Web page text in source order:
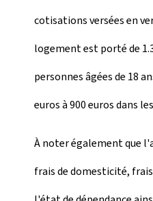
cotisations versées en
logement est porté de
personnes âgées de 18
euros à 900 euros dans
À noter également que
frais de domesticité,